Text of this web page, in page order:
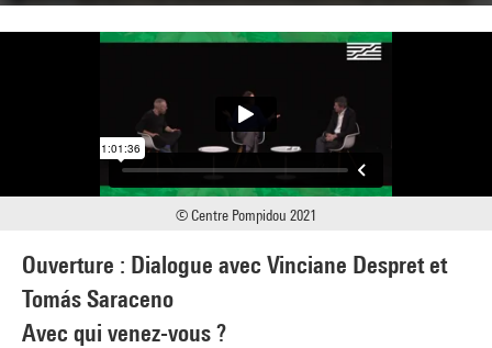
Ouverture : Dialogue avec Vinciane Despret et
Tomás Saraceno
Avec qui venez-vous ?
© Centre Pompidou 2021